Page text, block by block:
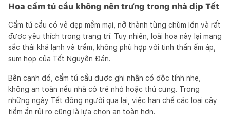
Hoa cẩm tú cầu không nên trưng trong nhà dịp Tết
Cẩm tú cầu có vẻ đẹp mềm mại, nở thành từng chùm lớn và rất
được yêu thích trong trang trí. Tuy nhiên, loài hoa này lại mang
sắc thái khá lạnh và trầm, không phù hợp với tinh thần ấm áp,
sum họp của Tết Nguyên Đán.
Bên cạnh đó, cẩm tú cầu được ghi nhận có độc tính nhẹ,
không an toàn nếu nhà có trẻ nhỏ hoặc thú cưng. Trong
những ngày Tết đông người qua lại, việc hạn chế các loại cây
tiềm ẩn rủi ro cũng là lựa chọn an toàn hơn.